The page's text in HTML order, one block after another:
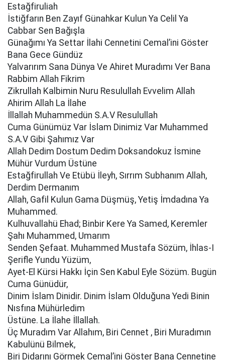
Estağfiruliah
İstiğfarın Ben Zayıf Günahkar Kulun Ya Celil Ya
Cabbar Sen Bağışla
Günağımı Ya Settar İlahi Cennetini Cemal’ini Göster
Bana Gece Gündüz
Yalvarırım Sana Dünya Ve Ahiret Muradımı Ver Bana
Rabbim Allah Fikrim
Zikrullah Kalbimin Nuru Resulullah Evvelim Allah
Ahirim Allah La İlahe
İllallah Muhammedün S.A.V Resulullah
Cuma Günümüz Var İslam Dinimiz Var Muhammed
S.A.V Gibi Şahımız Var
Allah Dedim Dostum Dedim Doksandokuz İsmine
Mühür Vurdum Üstüne
Estağfirullah Ve Etübü İleyh, Sırrım Subhanım Allah,
Derdim Dermanım
Allah, Gafil Kulun Gama Düşmüş, Yetiş İmdadına Ya
Muhammed.
Kulhuvallahü Ehad; Binbir Kere Ya Samed, Keremler
Şahı Muhammed, Umarım
Senden Şefaat. Muhammed Mustafa Sözüm, İhlas-I
Şerifle Yundu Yüzüm,
Ayet-El Kürsi Hakkı İçin Sen Kabul Eyle Sözüm. Bugün
Cuma Günüdür,
Dinim İslam Dinidir. Dinim İslam Olduğuna Yedi Binin
Nısfına Mühürledim
Üstüne. La İlahe İllallah.
Üç Muradım Var Allahım, Biri Cennet , Biri Muradımın
Kabulünü Bilmek,
Biri Didarını Görmek Cemal’ini Göster Bana Cennetine